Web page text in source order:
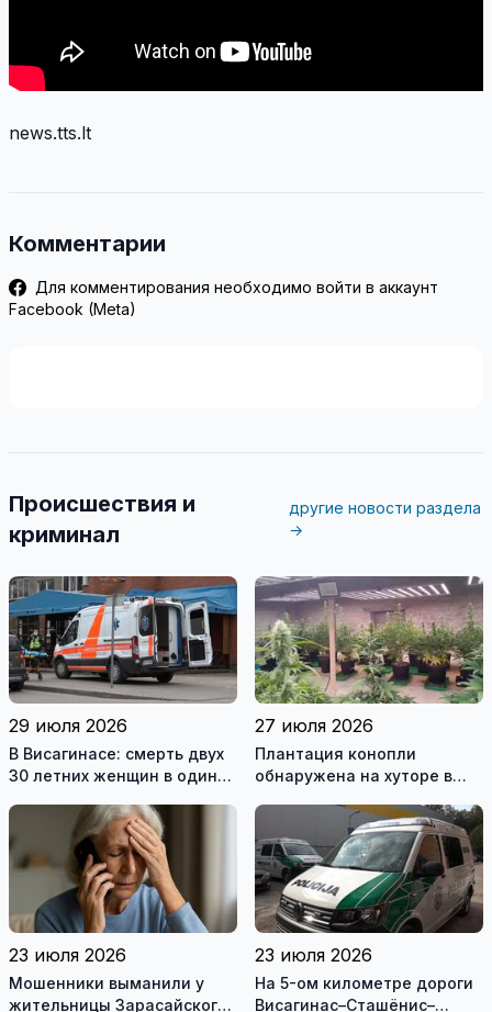
news.tts.lt
Комментарии
Для комментирования необходимо войти в аккаунт
Facebook (Meta)
Происшествия и
криминал
другие новости раздела
→
29 июля 2026
В Висагинасе: смерть двух
30 летних женщин в один
27 июля 2026
Плантация конопли
обнаружена на хуторе в
23 июля 2026
Мошенники выманили у
жительницы Зарасайского
23 июля 2026
На 5-ом километре дороги
Висагинас–Сташёнис–